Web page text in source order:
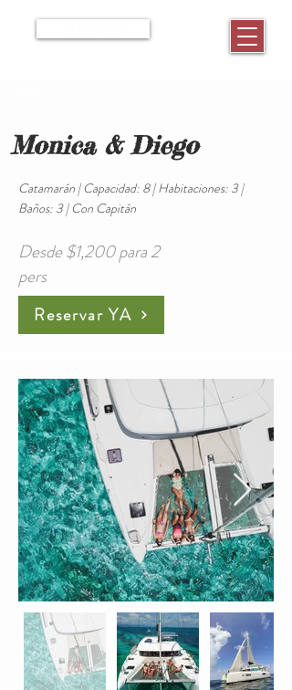
Monica & Diego
Catamarán | Capacidad: 8 | Habitaciones: 3 |
Baños: 3 | Con Capitán
Desde $1,200 para 2
pers
Reservar YA